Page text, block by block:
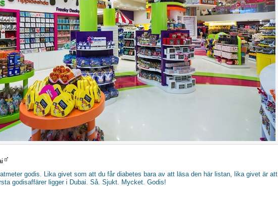
godis. Lika givet som att du får diabetes bara av att läsa den här listan, lika givet är att
godisaffärer ligger i Dubai. Så. Sjukt. Mycket. Godis!